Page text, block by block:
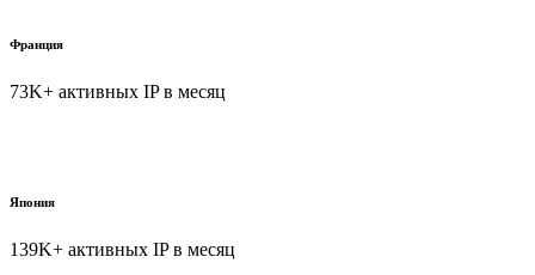
Франция
73K+ активных IP в месяц
Япония
139K+ активных IP в месяц